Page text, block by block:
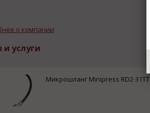
о компании
услуги
Микрошланг Minipress RD2-